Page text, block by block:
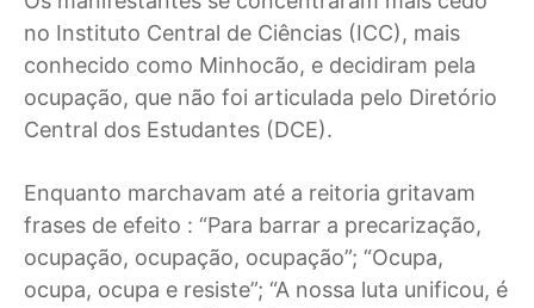
no Instituto Central de Ciências (ICC), mais
conhecido como Minhocão, e decidiram pela
ocupação, que não foi articulada pelo Diretório
Central dos Estudantes (DCE).
Enquanto marchavam até a reitoria gritavam
frases de efeito : “Para barrar a precarização,
ocupação, ocupação, ocupação”; “Ocupa,
ocupa, ocupa e resiste”; “A nossa luta unificou, é